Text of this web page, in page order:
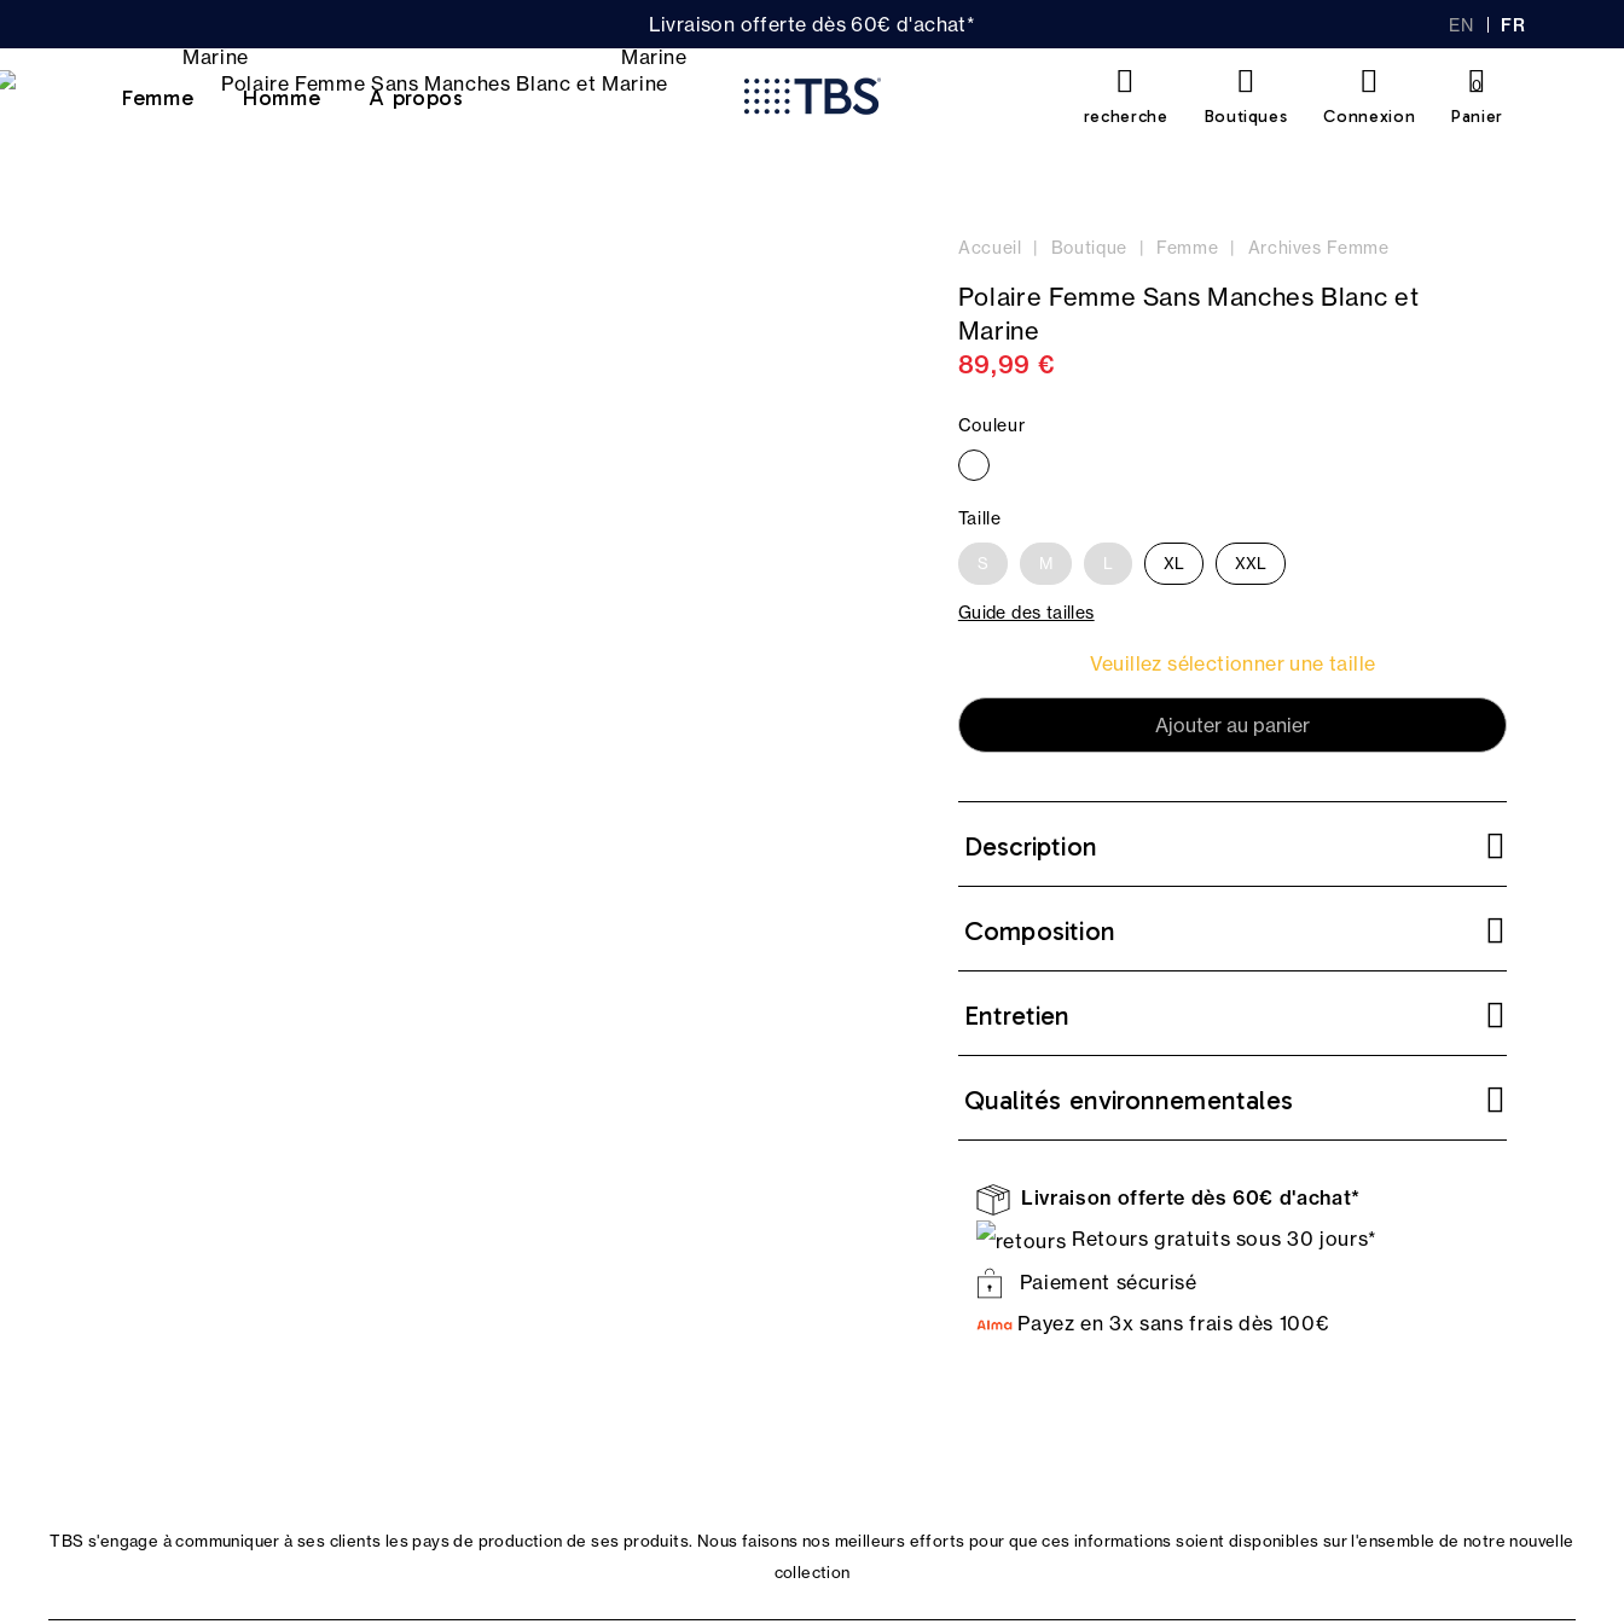
Livraison offerte dès 60€ d'achat* EN FR
Femme Homme A propos
recherche Boutiques Connexion Panier
0
Accueil Boutique Femme Archives Femme
Polaire Femme Sans Manches Blanc et
Marine
89,99 €
Couleur
Taille
S M L XL XXL
Guide des tailles
Veuillez sélectionner une taille
Ajouter au panier
Description
Composition
Entretien
Qualités environnementales
Livraison offerte dès 60€ d'achat*
Retours gratuits sous 30 jours*
Paiement sécurisé
Payez en 3x sans frais dès 100€
TBS s'engage à communiquer à ses clients les pays de production de ses produits. Nous faisons nos meilleurs efforts pour que ces informations soient disponibles sur l'ensemble de notre nouvelle
collection